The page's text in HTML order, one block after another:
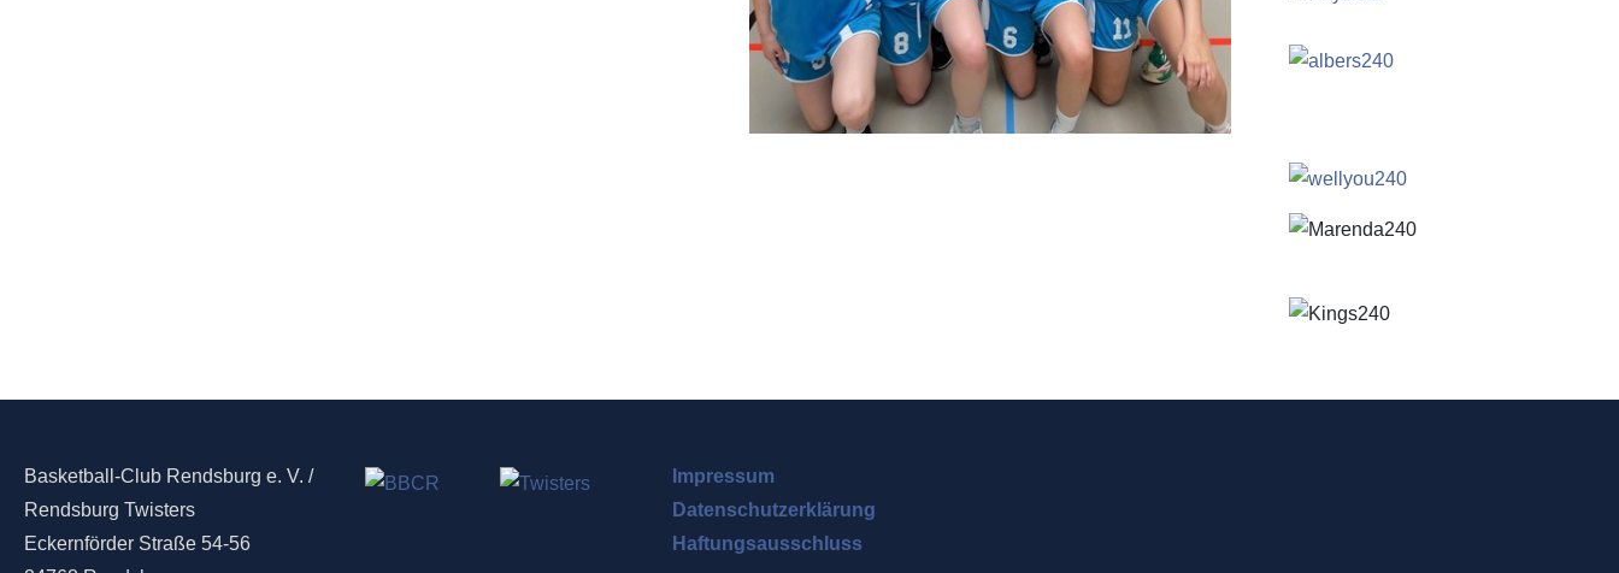
Basketball-Club Rendsburg e. V. /
Rendsburg Twisters
Eckernförder Straße 54-56
Impressum
Datenschutzerklärung
Haftungsausschluss